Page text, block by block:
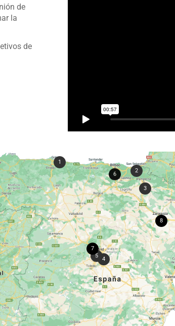
de
la
de
1
2
3
4
5
6
7
8